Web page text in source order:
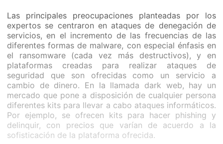
Las principales preocupaciones planteadas por los
expertos se centraron en ataques de denegación de
servicios, en el incremento de las frecuencias de las
diferentes formas de malware, con especial énfasis en
el ransomware (cada vez más destructivos), y en
plataformas creadas para realizar ataques de
seguridad que son ofrecidas como un servicio a
cambio de dinero. En la llamada dark web, hay un
mercado que pone a disposición de cualquier persona
diferentes kits para llevar a cabo ataques informáticos.
Por ejemplo, se ofrecen kits para hacer phishing y
delinquir, con precios que varían de acuerdo a la
sofisticación de la plataforma ofrecida.